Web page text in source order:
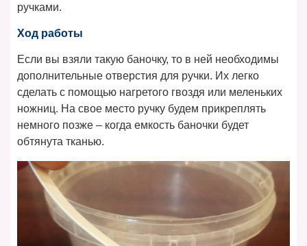
ручками.
Ход работы
Если вы взяли такую баночку, то в ней необходимы
дополнительные отверстия для ручки. Их легко
сделать с помощью нагретого гвоздя или меленьких
ножниц. На свое место ручку будем прикреплять
немного позже – когда емкость баночки будет
обтянута тканью.